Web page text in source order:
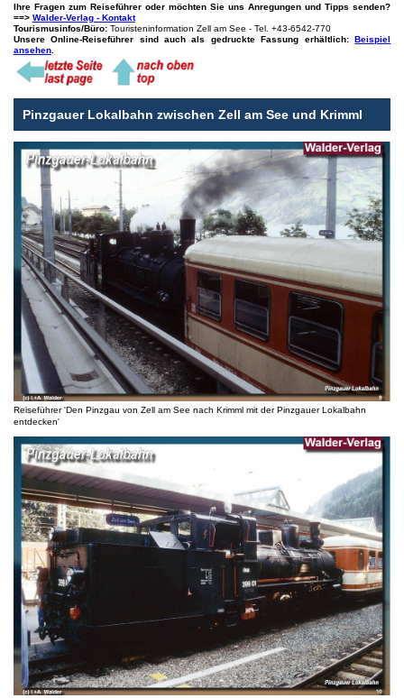
Ihre Fragen zum Reiseführer oder möchten Sie uns Anregungen und Tipps senden?
==> Walder-Verlag - Kontakt
Tourismusinfos/Büro:Touristeninformation Zell am See - Tel. +43-6542-770
Unsere Online-Reiseführer sind auch als gedruckte Fassung erhältlich:Beispiel
ansehen.
Pinzgauer Lokalbahn zwischen Zell am See und Krimml
Reiseführer 'Den Pinzgau von Zell am See nach Krimml mit der Pinzgauer Lokalbahn
entdecken'